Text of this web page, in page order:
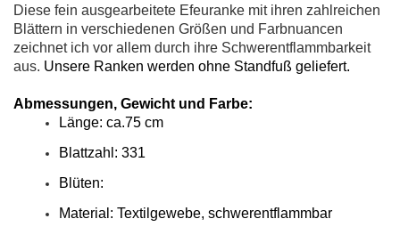
Diese fein ausgearbeitete Efeuranke mit ihren zahlreichen
Blättern in verschiedenen Größen und Farbnuancen
zeichnet ich vor allem durch ihre Schwerentflammbarkeit
aus. Unsere Ranken werden ohne Standfuß geliefert.
Abmessungen, Gewicht und Farbe:
Länge: ca.75 cm
Blattzahl: 331
Blüten:
Material: Textilgewebe, schwerentflammbar